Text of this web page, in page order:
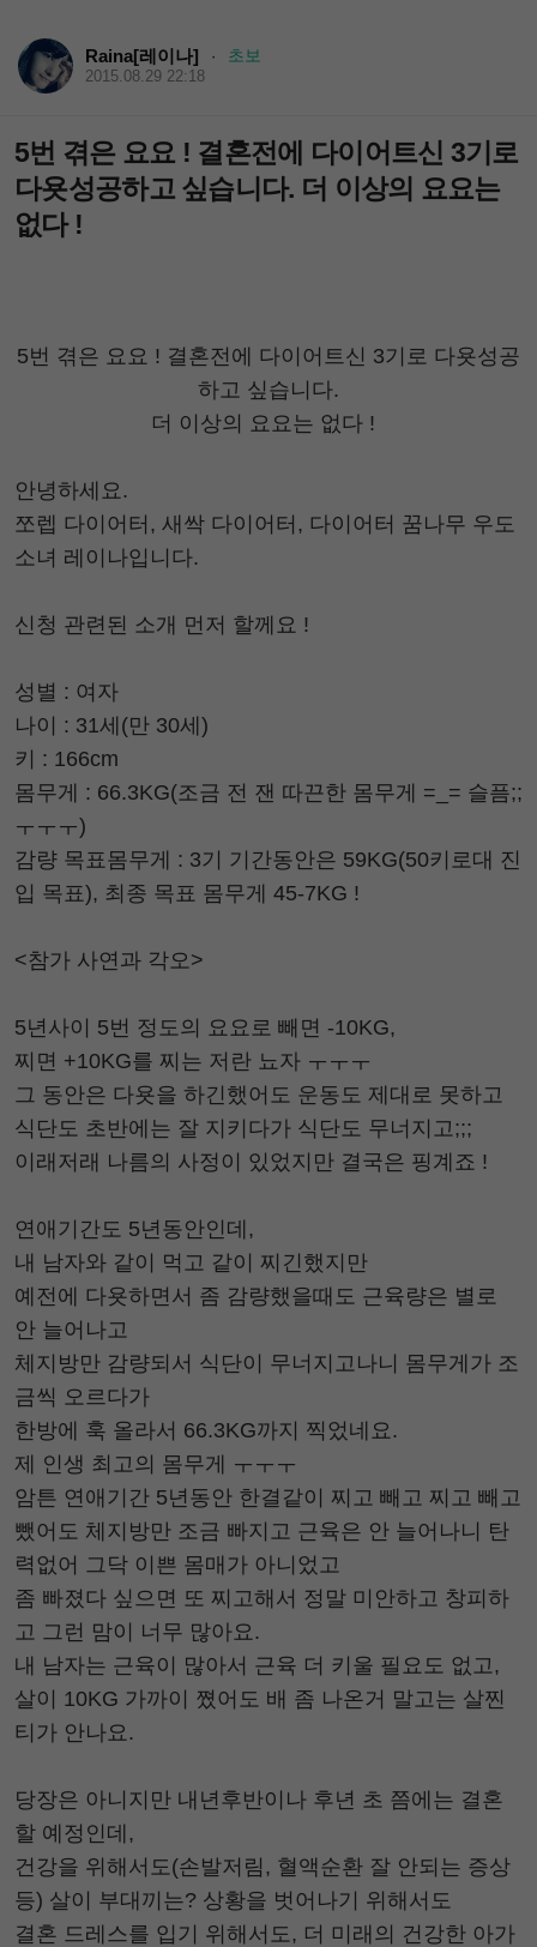
Raina[레이나] · 초보
2015.08.29 22:18
5번 겪은 요요 ! 결혼전에 다이어트신 3기로
다욧성공하고 싶습니다. 더 이상의 요요는
없다 !
5번 겪은 요요 ! 결혼전에 다이어트신 3기로 다욧성공
하고 싶습니다.
더 이상의 요요는 없다 !
안녕하세요.
쪼렙 다이어터, 새싹 다이어터, 다이어터 꿈나무 우도
소녀 레이나입니다.
신청 관련된 소개 먼저 할께요 !
성별 : 여자
나이 : 31세(만 30세)
키 : 166cm
몸무게 : 66.3KG(조금 전 잰 따끈한 몸무게 =_= 슬픔;;
ㅜㅜㅜ)
감량 목표몸무게 : 3기 기간동안은 59KG(50키로대 진
입 목표), 최종 목표 몸무게 45-7KG !
<참가 사연과 각오>
5년사이 5번 정도의 요요로 빼면 -10KG,
찌면 +10KG를 찌는 저란 뇨자 ㅜㅜㅜ
그 동안은 다욧을 하긴했어도 운동도 제대로 못하고
식단도 초반에는 잘 지키다가 식단도 무너지고;;;
이래저래 나름의 사정이 있었지만 결국은 핑계죠 !
연애기간도 5년동안인데,
내 남자와 같이 먹고 같이 찌긴했지만
예전에 다욧하면서 좀 감량했을때도 근육량은 별로
안 늘어나고
체지방만 감량되서 식단이 무너지고나니 몸무게가 조
금씩 오르다가
한방에 훅 올라서 66.3KG까지 찍었네요.
제 인생 최고의 몸무게 ㅜㅜㅜ
암튼 연애기간 5년동안 한결같이 찌고 빼고 찌고 빼고
뺐어도 체지방만 조금 빠지고 근육은 안 늘어나니 탄
력없어 그닥 이쁜 몸매가 아니었고
좀 빠졌다 싶으면 또 찌고해서 정말 미안하고 창피하
고 그런 맘이 너무 많아요.
내 남자는 근육이 많아서 근육 더 키울 필요도 없고,
살이 10KG 가까이 쪘어도 배 좀 나온거 말고는 살찐
티가 안나요.
당장은 아니지만 내년후반이나 후년 초 쯤에는 결혼
할 예정인데,
건강을 위해서도(손발저림, 혈액순환 잘 안되는 증상
등) 살이 부대끼는? 상황을 벗어나기 위해서도
결혼 드레스를 입기 위해서도, 더 미래의 건강한 아가